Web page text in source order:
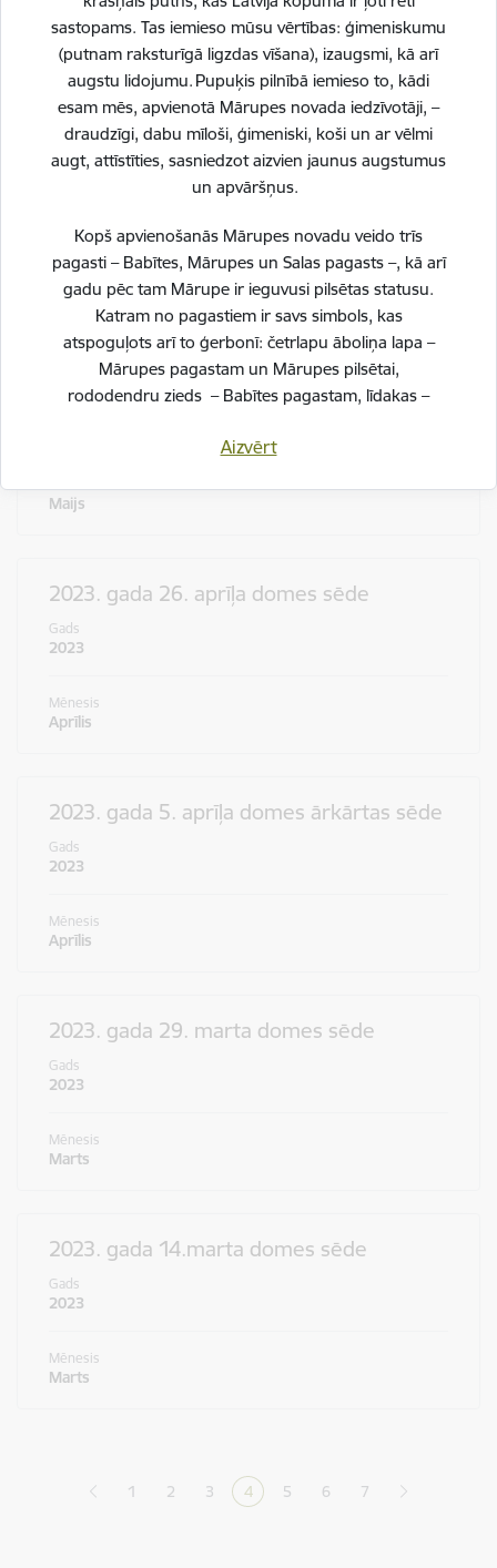
sastopams. Tas iemieso mūsu vērtības: ģimeniskumu
(putnam raksturīgā ligzdas vīšana), izaugsmi, kā arī
augstu lidojumu. Pupuķis pilnībā iemieso to, kādi
esam mēs, apvienotā Mārupes novada iedzīvotāji, –
draudzīgi, dabu mīloši, ģimeniski, koši un ar vēlmi
augt, attīstīties, sasniedzot aizvien jaunus augstumus
un apvāršņus.
Kopš apvienošanās Mārupes novadu veido trīs
pagasti – Babītes, Mārupes un Salas pagasts –, kā arī
gadu pēc tam Mārupe ir ieguvusi pilsētas statusu.
Katram no pagastiem ir savs simbols, kas
atspoguļots arī to ģerbonī: četrlapu āboliņa lapa –
Mārupes pagastam un Mārupes pilsētai,
rododendru zieds – Babītes pagastam, līdakas –
simbolus vienotā, stilizētā vizuālā rakstā – kā stāstu
SVĒTKU PROGRAMMA
Aizvērt
Mēnesis
Jūnijs
2023. gada 31. maija domes sēde
Mēnesis
Maijs
2023. gada 2. maija domes ārkārtas sēde
Maijs
2023. gada 26. aprīļa domes sēde
Gads
2023
Mēnesis
Aprīlis
2023. gada 5. aprīļa domes ārkārtas sēde
Gads
2023
Mēnesis
Aprīlis
2023. gada 29. marta domes sēde
Gads
2023
Mēnesis
Marts
2023. gada 14.marta domes sēde
Gads
2023
Mēnesis
Marts
Lapa
1 Lapa
2 Lapa
3 Pašreizējā lapa
4 Lapa
5 Lapa
6 7